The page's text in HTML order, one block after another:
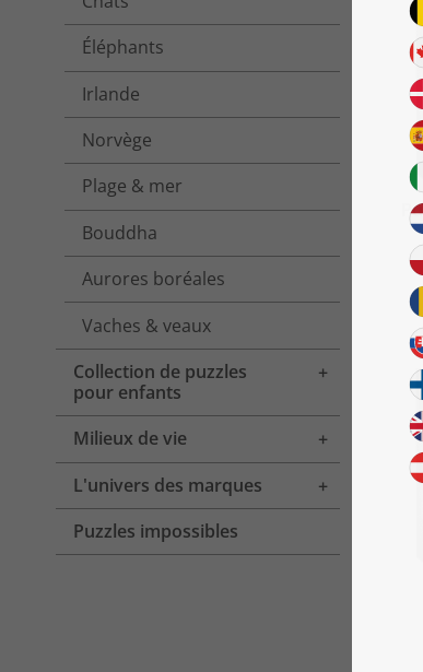
Éléphants
Irlande
Norvège
Plage & mer
Bouddha
Aurores boréales
Vaches & veaux
Collection de puzzles
pour enfants
Toggle
Milieux de vie
Toggle
L'univers des marques
Toggle
Puzzles impossibles